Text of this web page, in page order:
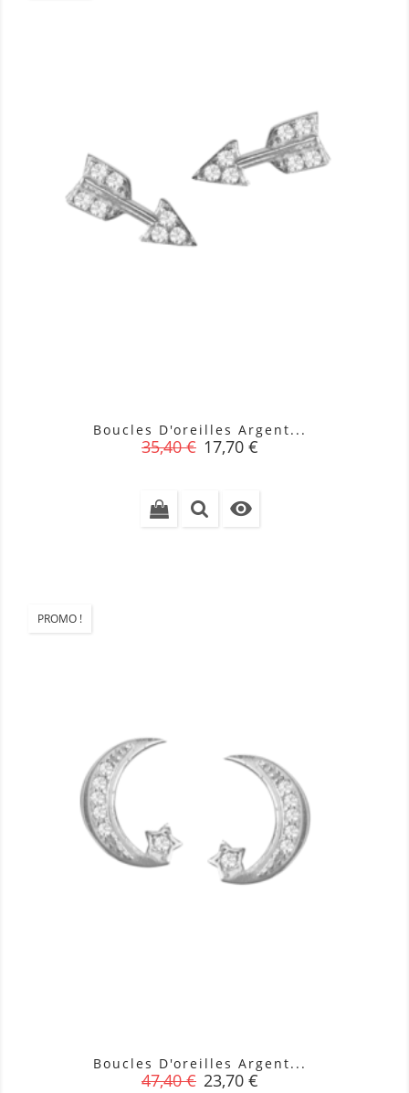
Boucles D'oreilles Argent...
Prix
35,40 € Prix
17,70 €

PROMO !
Boucles D'oreilles Argent...
Prix
47,40 € Prix
23,70 €